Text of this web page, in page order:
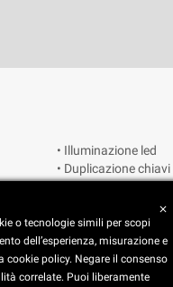
• Illuminazione led
• Duplicazione chiavi
telecomandi
• Smart home
• Video sorveglianza
close
o tecnologie simili per scopi
dell’esperienza, misurazione e
policy. Negare il consenso
correlate. Puoi liberamente